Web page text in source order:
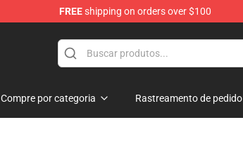
FREEshipping on orders over $100
Compre por categoria Rastreamento de pedido